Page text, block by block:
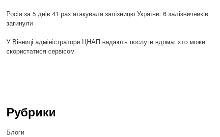
Росія за 5 днів 41 раз атакувала залізницю України: 6 залізничників
загинули
У Вінниці адміністратори ЦНАП надають послуги вдома: хто може
скористатися сервісом
Рубрики
Блоги